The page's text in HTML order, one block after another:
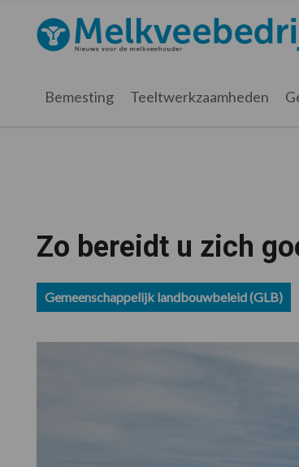
hoofdnavigatie
hoofd
eerste
voettekst
Melkveebedrijf.nl
Bemesting Teeltwerkzaamheden
Zo bereidt u zich
Gemeenschappelijk landbouwbeleid (GLB)